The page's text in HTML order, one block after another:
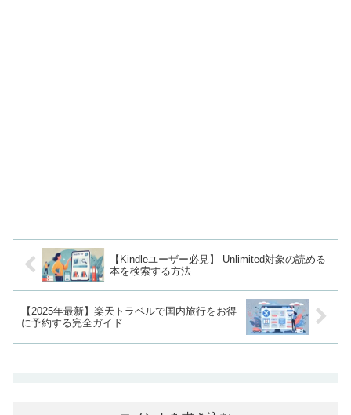
【Kindleユーザー必見】 Unlimited対象の読める
本を検索する方法
【2025年最新】楽天トラベルで国内旅行をお得
に予約する完全ガイド